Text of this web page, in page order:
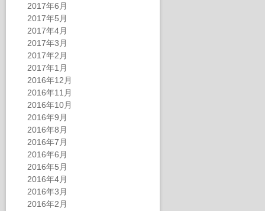
2017年6月
2017年5月
2017年4月
2017年3月
2017年2月
2017年1月
2016年12月
2016年11月
2016年10月
2016年9月
2016年8月
2016年7月
2016年6月
2016年5月
2016年4月
2016年3月
2016年2月